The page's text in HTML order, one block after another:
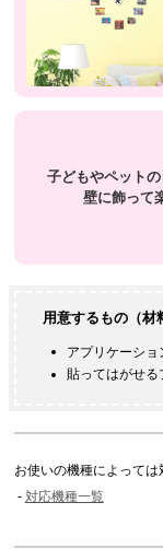
子どもやペット
壁に飾って
用意するもの（材
アプリケーシ
貼ってはがせる
お使いの機種によっては
対応機種一覧